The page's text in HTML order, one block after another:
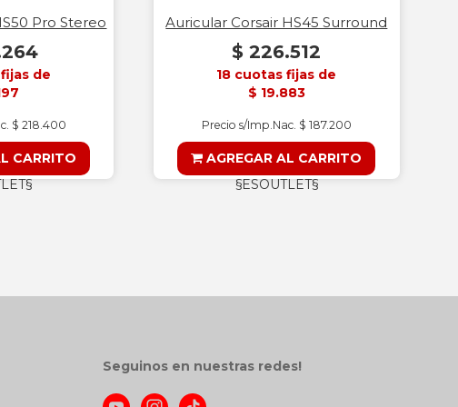
Pro Stereo
de
$ 218.400
CARRITO
Auricular Corsair HS45 Surround
$ 226.512
18 cuotas fijas de
$ 19.883
Precio s/Imp.Nac. $ 187.200
AGREGAR AL CARRITO
§ESOUTLET§
Seguinos en nuestras redes!